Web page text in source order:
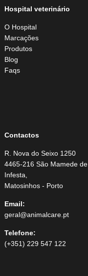
Hospital veterinário
O Hospital
Marcações
Produtos
Blog
Faqs
Contactos
R. Nova do Seixo 1250
4465-216 São Mamede de
Infesta,
Matosinhos - Porto
Email:
geral@animalcare.pt
Telefone:
(+351) 229 547 122